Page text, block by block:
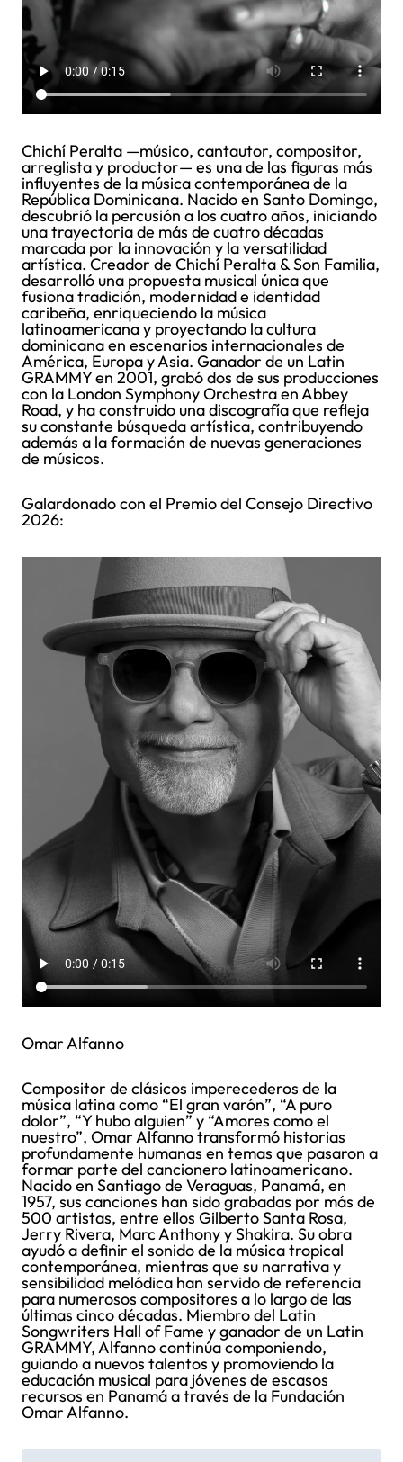
Chichí Peralta —músico, cantautor, compositor,
arreglista y productor— es una de las figuras más
influyentes de la música contemporánea de la
República Dominicana. Nacido en Santo Domingo,
descubrió la percusión a los cuatro años, iniciando
una trayectoria de más de cuatro décadas
marcada por la innovación y la versatilidad
artística. Creador de Chichí Peralta & Son Familia,
desarrolló una propuesta musical única que
fusiona tradición, modernidad e identidad
caribeña, enriqueciendo la música
latinoamericana y proyectando la cultura
dominicana en escenarios internacionales de
América, Europa y Asia. Ganador de un Latin
GRAMMY en 2001, grabó dos de sus producciones
con la London Symphony Orchestra en Abbey
Road, y ha construido una discografía que refleja
su constante búsqueda artística, contribuyendo
además a la formación de nuevas generaciones
de músicos.
Galardonado con el Premio del Consejo Directivo
2026:
Omar Alfanno
Compositor de clásicos imperecederos de la
música latina como “El gran varón”, “A puro
dolor”, “Y hubo alguien” y “Amores como el
nuestro”, Omar Alfanno transformó historias
profundamente humanas en temas que pasaron a
formar parte del cancionero latinoamericano.
Nacido en Santiago de Veraguas, Panamá, en
1957, sus canciones han sido grabadas por más de
500 artistas, entre ellos Gilberto Santa Rosa,
Jerry Rivera, Marc Anthony y Shakira. Su obra
ayudó a definir el sonido de la música tropical
contemporánea, mientras que su narrativa y
sensibilidad melódica han servido de referencia
para numerosos compositores a lo largo de las
últimas cinco décadas. Miembro del Latin
Songwriters Hall of Fame y ganador de un Latin
GRAMMY, Alfanno continúa componiendo,
guiando a nuevos talentos y promoviendo la
educación musical para jóvenes de escasos
recursos en Panamá a través de la Fundación
Omar Alfanno.